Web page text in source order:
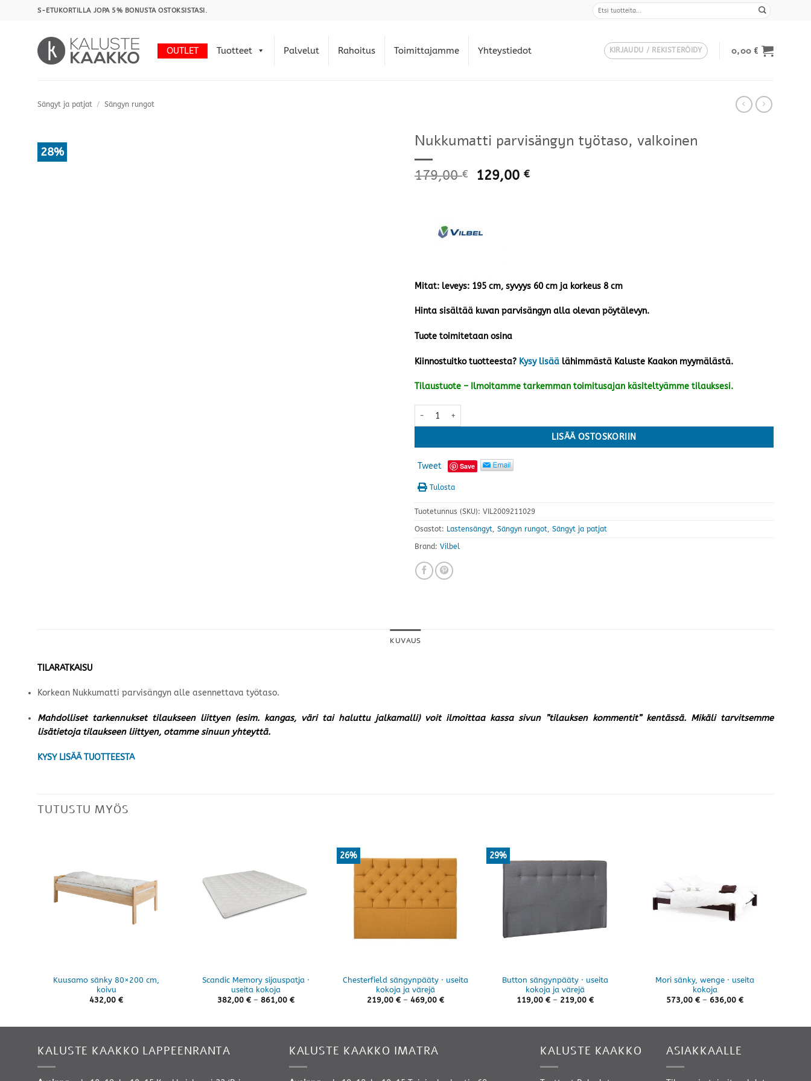
S-ETUKORTILLA JOPA 5% BONUSTA OSTOKSISTASI.
OUTLET Tuotteet Palvelut Rahoitus Toimittajamme Yhteystiedot KIRJAUDU / REKISTERÖIDY 0,00€
Sängyt ja patjat / Sängyn rungot
28%
Nukkumatti parvisängyn työtaso, valkoinen
179,00€ 129,00€
Mitat: leveys: 195 cm, syvyys 60 cm ja korkeus 8 cm
Hinta sisältää kuvan parvisängyn alla olevan pöytälevyn.
Tuote toimitetaan osina
Kiinnostuitko tuotteesta? Kysy lisää lähimmästä Kaluste Kaakon myymälästä.
Tilaustuote – Ilmoitamme tarkemman toimitusajan käsiteltyämme tilauksesi.
Nukkumatti parvisängyn työtaso, valkoinen määrä
LISÄÄ OSTOSKORIIN
Tweet Save
Tulosta
Tuotetunnus (SKU): VIL2009211029
Osastot: Lastensängyt, Sängyn rungot, Sängyt ja patjat
Brand: Vilbel
KUVAUS
TILARATKAISU
Korkean Nukkumatti parvisängyn alle asennettava työtaso.
Mahdolliset tarkennukset tilaukseen liittyen (esim. kangas, väri tai haluttu jalkamalli) voit ilmoittaa kassa sivun ”tilauksen kommentit” kentässä. Mikäli tarvitsemme
lisätietoja tilaukseen liittyen, otamme sinuun yhteyttä.
KYSY LISÄÄ TUOTTEESTA
TUTUSTU MYÖS
Kuusamo sänky 80×200 cm,
koivu
432,00 €
Scandic Memory sijauspatja ·
useita kokoja
382,00 € – 861,00 €Hintaluokka:
26%
Chesterfield sängynpääty · useita
kokoja ja värejä
219,00 € – 469,00 €Hintaluokka:
29%
Button sängynpääty · useita
kokoja ja värejä
119,00 € – 219,00 €Hintaluokka:
Mori sänky, wenge · useita
kokoja
573,00 € – 636,00 €Hintaluokka:
KALUSTE KAAKKO LAPPEENRANTA KALUSTE KAAKKO IMATRA KALUSTE KAAKKO ASIAKKAALLE